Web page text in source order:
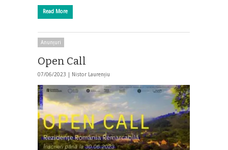
Read More
Anunțuri
Open Call
07/06/2023 | Nistor Laurențiu